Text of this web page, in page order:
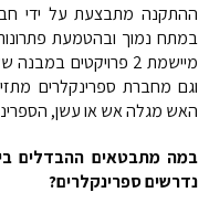
ההתקנה מתבצעת על ידי
במתח נמוך ובהטמעת
מיישמת 2 פרויקטים
וגם מחברת ספרינקלרים
האש מגלה אש או עשן,
במה מתבטאים ההבדלים
נדרשים ספרינקלרים?